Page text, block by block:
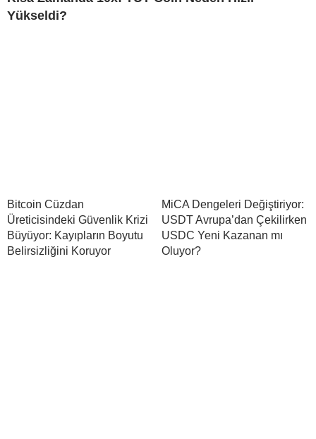
Yükseldi?
Bitcoin Cüzdan
Üreticisindeki Güvenlik Krizi
Büyüyor: Kayıpların Boyutu
Belirsizliğini Koruyor
MiCA Dengeleri Değiştiriyor:
USDT Avrupa’dan Çekilirken
USDC Yeni Kazanan mı
Oluyor?